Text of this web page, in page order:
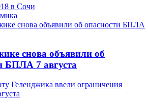
в Сочи
снова объявили об
БПЛА 7 августа